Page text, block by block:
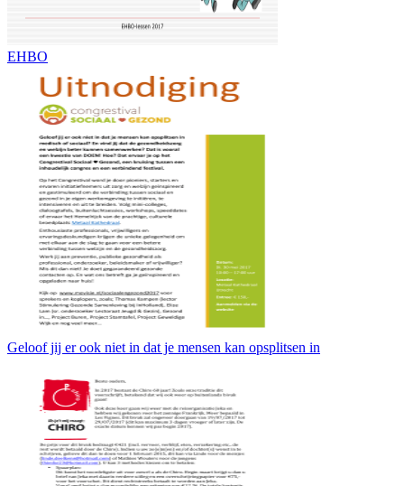
EHBO
Geloof jij er ook niet in dat je mensen kan opsplitsen in